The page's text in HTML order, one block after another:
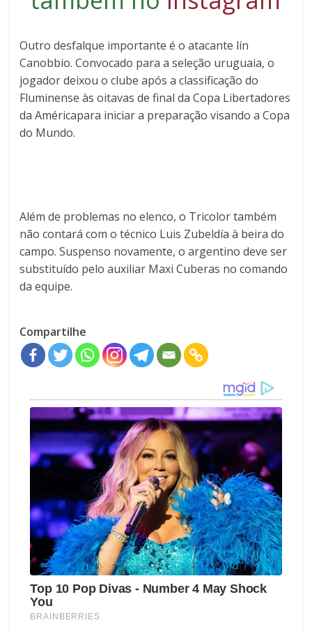
Outro desfalque importante é o atacante lín
Canobbio. Convocado para a seleção uruguaia, o
jogador deixou o clube após a classificação do
Fluminense às oitavas de final daCopa Libertadores
da Américapara iniciar a preparação visando a Copa
do Mundo.
Além de problemas no elenco, o Tricolor também
não contará com o técnico Luis Zubeldía à beira do
campo. Suspenso novamente, o argentino deve ser
substituído pelo auxiliar Maxi Cuberas no comando
da equipe.
Compartilhe